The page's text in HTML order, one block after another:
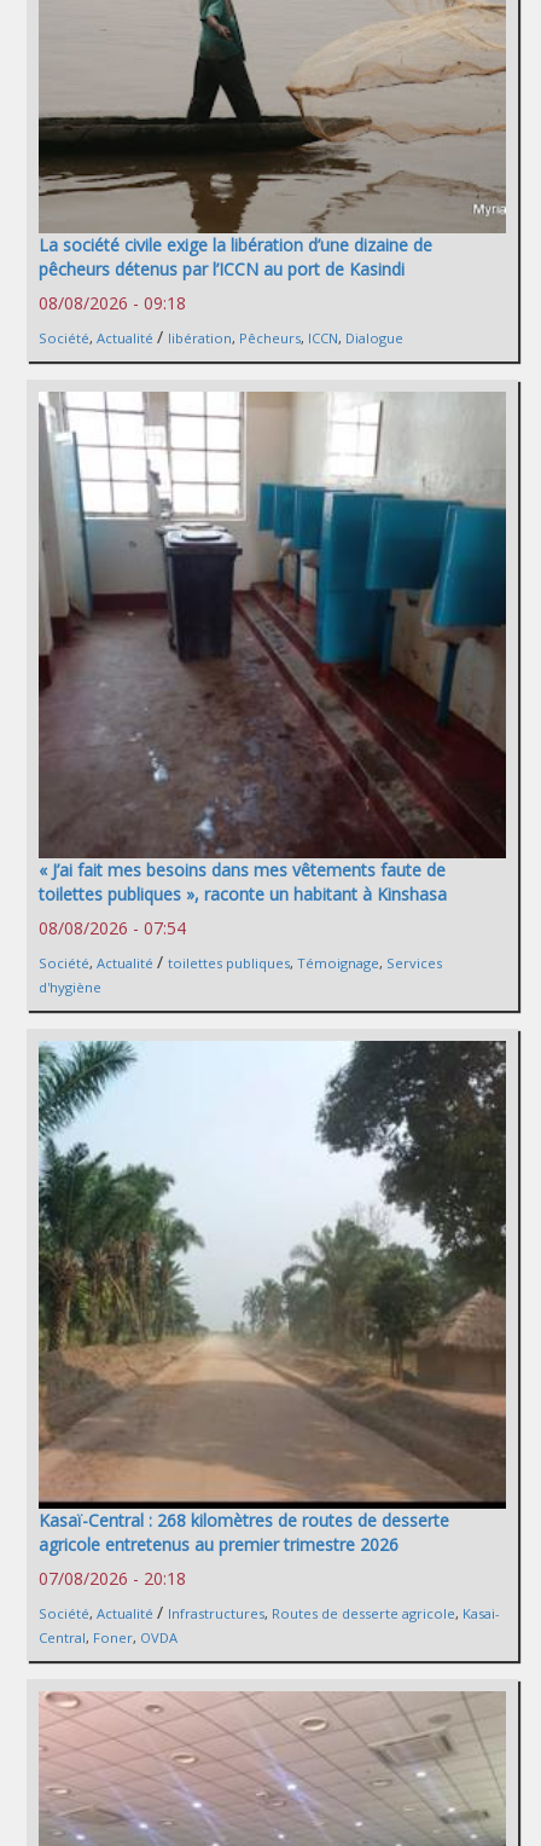
La société civile exige la libération d’une dizaine de
pêcheurs détenus par l’ICCN au port de Kasindi
08/08/2026 - 09:18
Société, Actualité / libération, Pêcheurs, ICCN, Dialogue
« J’ai fait mes besoins dans mes vêtements faute de
toilettes publiques », raconte un habitant à Kinshasa
08/08/2026 - 07:54
Société, Actualité / toilettes publiques, Témoignage, Services
d'hygiène
Kasaï-Central : 268 kilomètres de routes de desserte
agricole entretenus au premier trimestre 2026
07/08/2026 - 20:18
Société, Actualité / Infrastructures, Routes de desserte agricole, Kasai-
Central, Foner, OVDA